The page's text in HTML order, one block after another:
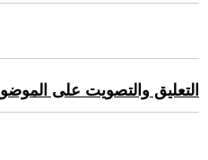
التعليق والتصويت على